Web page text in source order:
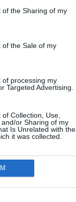
of the Sharing of my
of the Sale of my
of processing my
Targeted Advertising.
Collection, Use,
or Sharing of my
Is Unrelated with the
it was collected.
Opinión